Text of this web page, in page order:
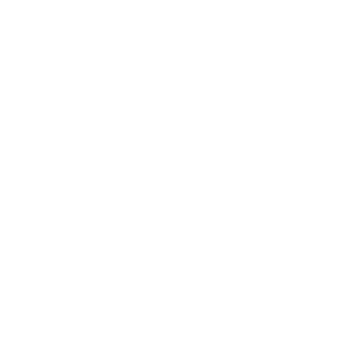
bu işi çok kolay hale getirebilirler. Bu
makineler üzerinde benzinli çok kolay
olarak tek kişi ile kullanabilirler. Makine,
mile düşürerek burgu bölümüne iletebilirler.
açısından hiçbir sıkıntı yapamaz.
uçları ortalama bir insan yumruğu
taşa bu işlemi yapabilir. Dahası burgu uç
görmez sadece boşta döner. Sonuç olarak